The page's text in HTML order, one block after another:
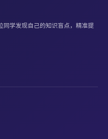
学发现自己的知识盲点，精准提